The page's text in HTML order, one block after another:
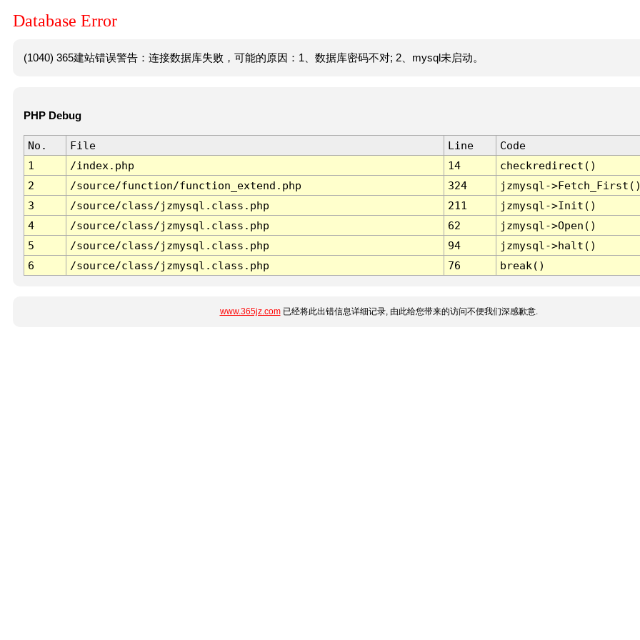
Database Error
(1040) 365建站错误警告：连接数据库失败，可能的原因：1、数据库密码不对; 2、mysql未启动。
PHP Debug
No. File Line
Code
1
/index.php 14
checkredirect()
2
/source/function/function_extend.php 324
jzmysql-
3
/source/class/jzmysql.class.php 211
jzmysql->Init()
4
/source/class/jzmysql.class.php 62
jzmysql->Open()
5
/source/class/jzmysql.class.php 94
jzmysql->halt()
6
/source/class/jzmysql.class.php 76 break()
www.365jz.com已经将此出错信息详细记录, 由此给您带来的访问不便我们深感歉意.